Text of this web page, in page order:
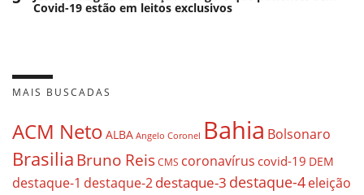
Covid-19 estão em leitos exclusivos
MAIS BUSCADAS
ACM Neto ALBA Angelo Coronel Bahia Bolsonaro
BrasiliaBruno ReisCMS coronavírus covid-19 DEM
destaque-1 destaque-2destaque-3 destaque-4eleição